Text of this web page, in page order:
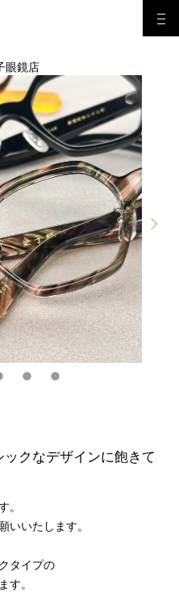
眼鏡店
クなデザインに飽きて
いたします。
タイプの
。